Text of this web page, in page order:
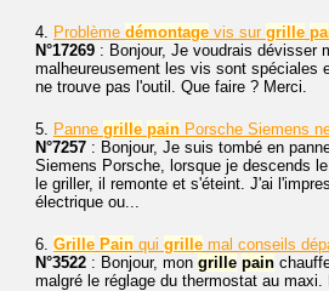
4. Problème démontage vis sur grille
N°17269 : Bonjour, Je voudrais dévisser
malheureusement les vis sont spéciales
ne trouve pas l'outil. Que faire ? Merci.
5. Panne grille pain Porsche Siemens
N°7257 : Bonjour, Je suis tombé en
Siemens Porsche, lorsque je descends le
le griller, il remonte et s'éteint. J'ai
électrique ou...
6. Grille Pain qui grille mal conseils
N°3522 : Bonjour, mon grille pain
malgré le réglage du thermostat au maxi.